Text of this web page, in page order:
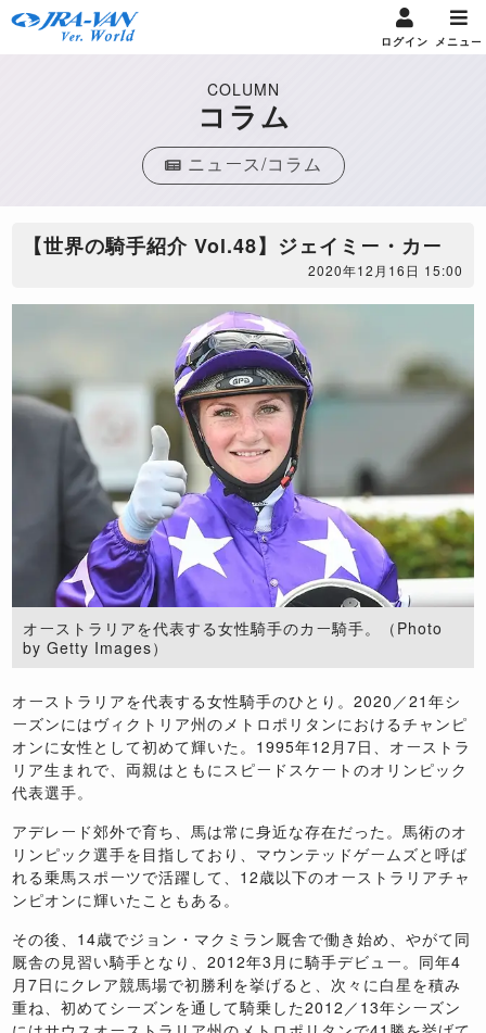
ログイン メニュー
COLUMN
コラム
ニュース/コラム
【世界の騎手紹介 Vol.48】ジェイミー・カー
2020年12月16日 15:00
オーストラリアを代表する女性騎手のカー騎手。（Photo
by Getty Images）
オーストラリアを代表する女性騎手のひとり。2020／21年シ
ーズンにはヴィクトリア州のメトロポリタンにおけるチャンピ
オンに女性として初めて輝いた。1995年12月7日、オーストラ
リア生まれで、両親はともにスピードスケートのオリンピック
代表選手。
アデレード郊外で育ち、馬は常に身近な存在だった。馬術のオ
リンピック選手を目指しており、マウンテッドゲームズと呼ば
れる乗馬スポーツで活躍して、12歳以下のオーストラリアチャ
ンピオンに輝いたこともある。
その後、14歳でジョン・マクミラン厩舎で働き始め、やがて同
厩舎の見習い騎手となり、2012年3月に騎手デビュー。同年4
月7日にクレア競馬場で初勝利を挙げると、次々に白星を積み
重ね、初めてシーズンを通して騎乗した2012／13年シーズン